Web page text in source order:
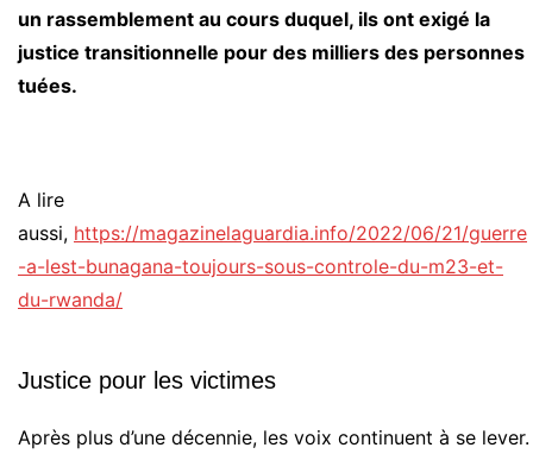
un rassemblement au cours duquel, ils ont exigé la
justice transitionnelle pour des milliers des personnes
tuées.
A lire
aussi, https://magazinelaguardia.info/2022/06/21/guerre
-a-lest-bunagana-toujours-sous-controle-du-m23-et-
du-rwanda/
Justice pour les victimes
Après plus d’une décennie, les voix continuent à se lever.